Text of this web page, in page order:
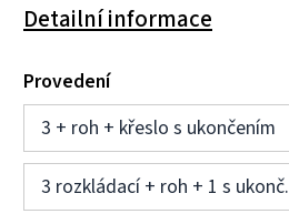
Detailní informace
Provedení
3 + roh + křeslo s ukončením
3 rozkládací + roh + 1 s ukonč.